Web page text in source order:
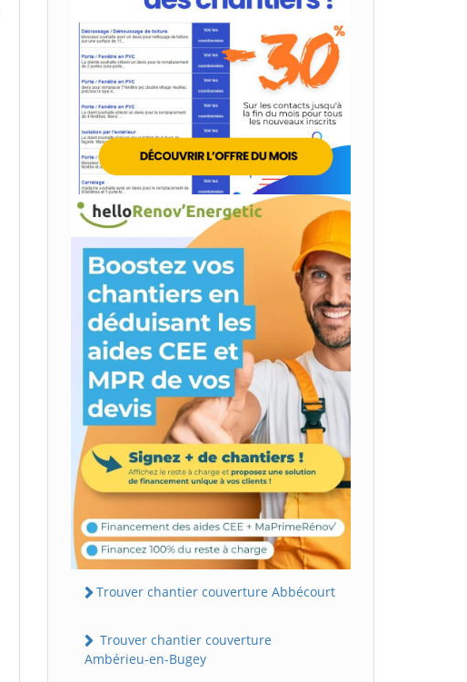
Trouver chantier couverture Abbécourt
Trouver chantier couverture
Ambérieu-en-Bugey